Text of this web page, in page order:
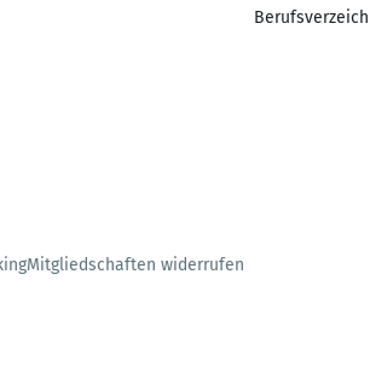
Mitgliedschaften widerrufen